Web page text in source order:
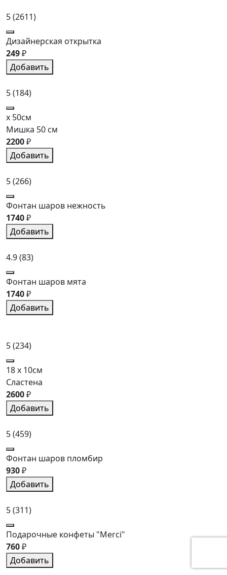
5(2611)
Дизайнерская открытка
249₽
Добавить
5(184)
x 50см
Мишка 50 см
2200₽
Добавить
5(266)
Фонтан шаров нежность
1740₽
Добавить
4.9(83)
Фонтан шаров мята
1740₽
Добавить
5(234)
18 x 10см
Сластена
2600₽
Добавить
5(459)
Фонтан шаров пломбир
930₽
Добавить
5(311)
Подарочные конфеты "Merci"
760₽
Добавить